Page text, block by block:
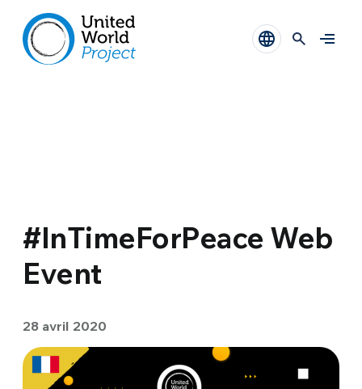
#InTimeForPeace Web
Event
28 avril 2020